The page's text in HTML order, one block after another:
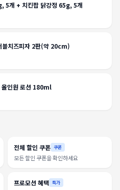
5개 + 치킨팝 닭강정 65g, 5개
블치즈피자 2판(약 20cm)
올인원 로션 180ml
전체 할인 쿠폰 쿠폰
모든 할인 쿠폰을 확인하세요
프로모션 혜택 특가